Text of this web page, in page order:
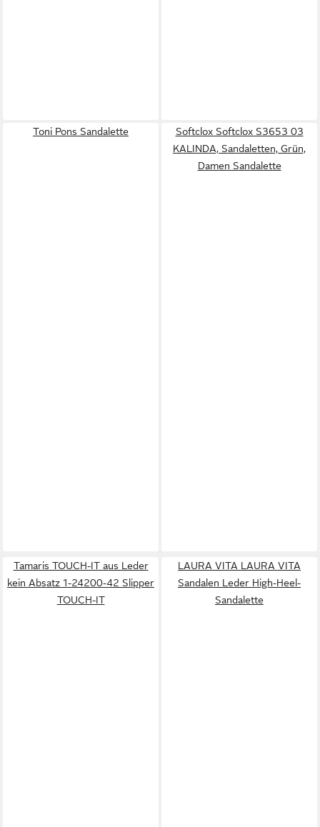
Toni Pons Sandalette
Softclox Softclox S3653 03
KALINDA, Sandaletten, Grün,
Damen Sandalette
Tamaris TOUCH-IT aus Leder
kein Absatz 1-24200-42 Slipper
TOUCH-IT
LAURA VITA LAURA VITA
Sandalen Leder High-Heel-
Sandalette